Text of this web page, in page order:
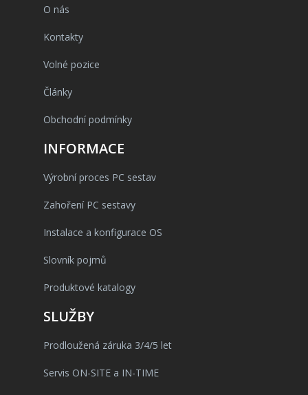
O nás
Kontakty
Volné pozice
Články
Obchodní podmínky
INFORMACE
Výrobní proces PC sestav
Zahoření PC sestavy
Instalace a konfigurace OS
Slovník pojmů
Produktové katalogy
SLUŽBY
Prodloužená záruka 3/4/5 let
Servis ON-SITE a IN-TIME